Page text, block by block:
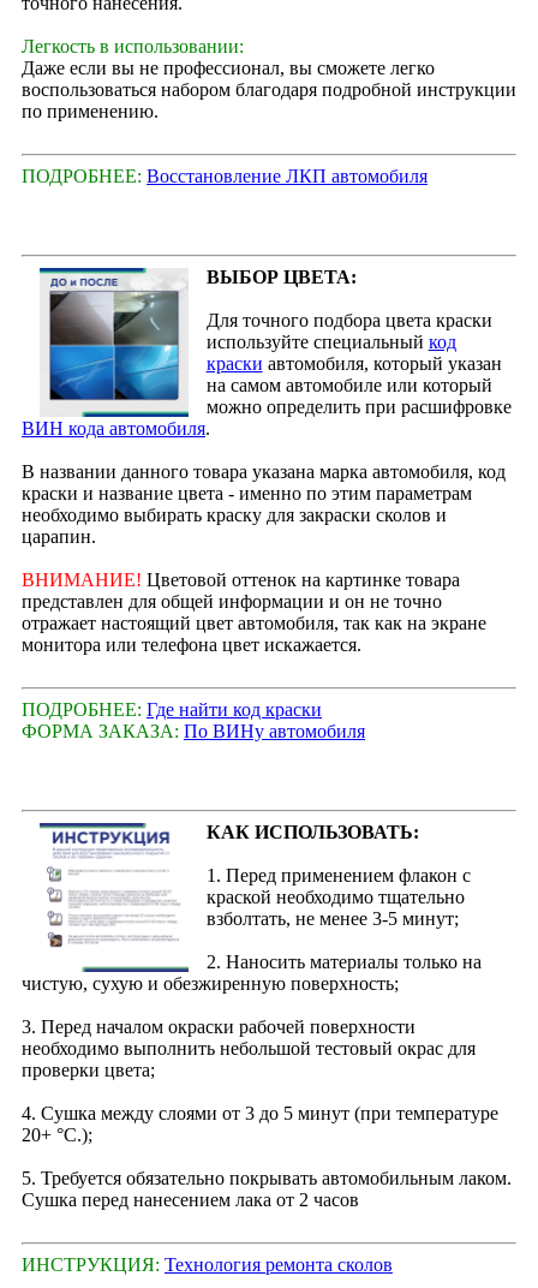
Легкость в использовании:
Даже если вы не профессионал, вы сможете легко
воспользоваться набором благодаря подробной инструкции
по применению.
ПОДРОБНЕЕ: Восстановление ЛКП автомобиля
ВЫБОР ЦВЕТА:
Для точного подбора цвета краски
используйте специальный код
краски автомобиля, который указан
на самом автомобиле или который
можно определить при расшифровке
ВИН кода автомобиля.
В названии данного товара указана марка автомобиля, код
краски и название цвета - именно по этим параметрам
необходимо выбирать краску для закраски сколов и
царапин.
ВНИМАНИЕ! Цветовой оттенок на картинке товара
представлен для общей информации и он не точно
отражает настоящий цвет автомобиля, так как на экране
монитора или телефона цвет искажается.
ПОДРОБНЕЕ: Где найти код краски
ФОРМА ЗАКАЗА: По ВИНу автомобиля
КАК ИСПОЛЬЗОВАТЬ:
1. Перед применением флакон с
краской необходимо тщательно
взболтать, не менее 3-5 минут;
2. Наносить материалы только на
чистую, сухую и обезжиренную поверхность;
3. Перед началом окраски рабочей поверхности
необходимо выполнить небольшой тестовый окрас для
проверки цвета;
4. Сушка между слоями от 3 до 5 минут (при температуре
20+ °С.);
5. Требуется обязательно покрывать автомобильным лаком.
Сушка перед нанесением лака от 2 часов
ИНСТРУКЦИЯ: Технология ремонта сколов